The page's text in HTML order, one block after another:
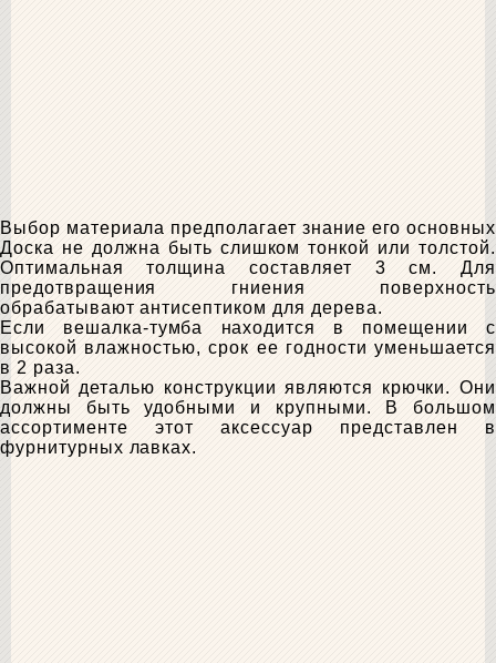
Выбор материала предполагает знание его основных
Доска не должна быть слишком тонкой или толстой.
Оптимальная толщина составляет 3 см. Для
предотвращения гниения поверхность
обрабатывают антисептиком для дерева.
Если вешалка-тумба находится в помещении с
высокой влажностью, срок ее годности уменьшается
в 2 раза.
Важной деталью конструкции являются крючки. Они
должны быть удобными и крупными. В большом
ассортименте этот аксессуар представлен в
фурнитурных лавках.